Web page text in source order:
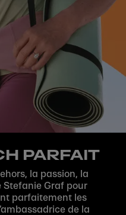
PARFAIT
la passion, la
Stefanie Graf pour
parfaitement les
de la